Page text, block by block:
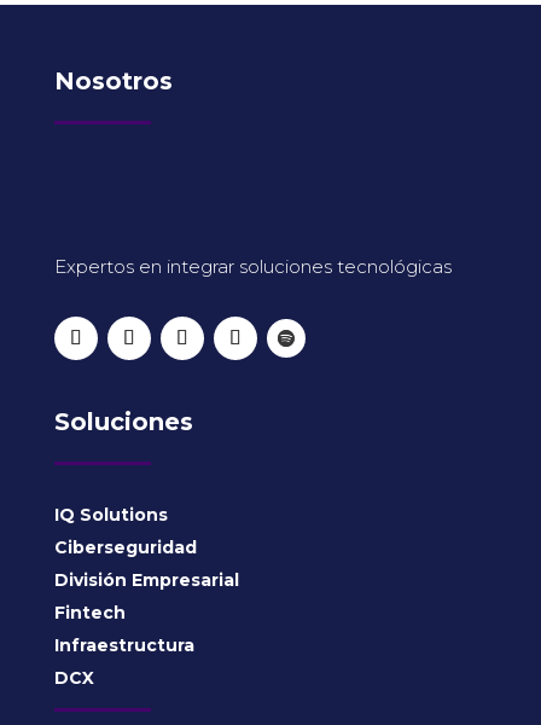
Nosotros
Expertos en integrar soluciones tecnológicas
Soluciones
IQ Solutions
Ciberseguridad
División Empresarial
Fintech
Infraestructura
DCX